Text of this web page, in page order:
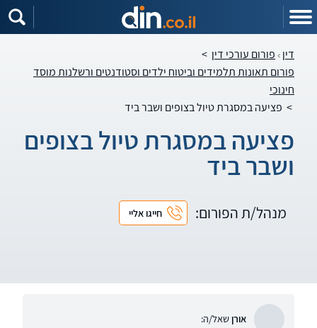
דין פורום עורכי דין >
פורום תאונות תלמידים וביטוח ילדים וסטודנטים ורשלנות מוסד
חינוכי
> פציעה במסגרת טיול בצופים ושבר ביד
פציעה במסגרת טיול בצופים
ושבר ביד
מנהל/ת הפורום: חייגו אליי
אורןשאל/ה: